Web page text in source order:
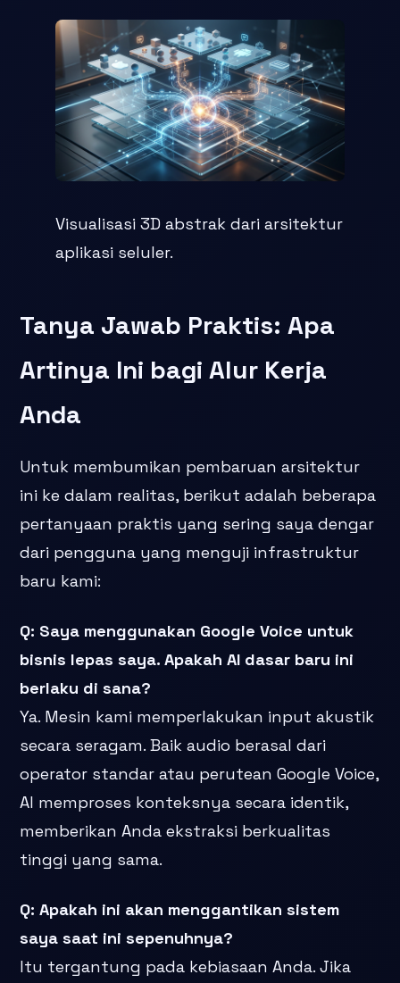
Visualisasi 3D abstrak dari arsitektur
aplikasi seluler.
Tanya Jawab Praktis: Apa
Artinya Ini bagi Alur Kerja
Anda
Untuk membumikan pembaruan arsitektur
ini ke dalam realitas, berikut adalah beberapa
pertanyaan praktis yang sering saya dengar
dari pengguna yang menguji infrastruktur
baru kami:
Q: Saya menggunakan Google Voice untuk
bisnis lepas saya. Apakah AI dasar baru ini
berlaku di sana?
Ya. Mesin kami memperlakukan input akustik
secara seragam. Baik audio berasal dari
operator standar atau perutean Google Voice,
AI memproses konteksnya secara identik,
memberikan Anda ekstraksi berkualitas
tinggi yang sama.
Q: Apakah ini akan menggantikan sistem
saya saat ini sepenuhnya?
Itu tergantung pada kebiasaan Anda. Jika